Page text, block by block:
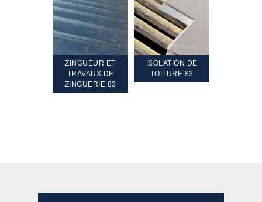
ZINGUEUR ET
TRAVAUX DE
ZINGUERIE 83
ISOLATION DE
TOITURE 83